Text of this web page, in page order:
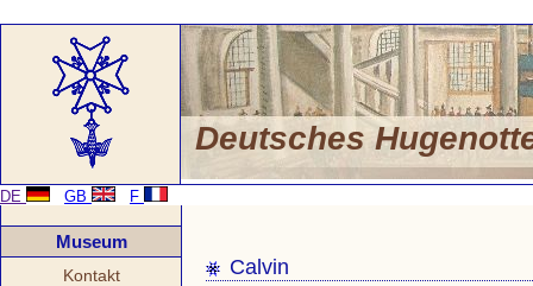
Deutsches
DE GB F
Museum
Kontakt Calvin